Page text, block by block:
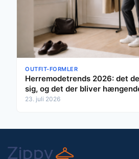
OUTFIT-FORMLER
Herremodetrends 2026: det
sig, og det der bliver
23. juli 2026